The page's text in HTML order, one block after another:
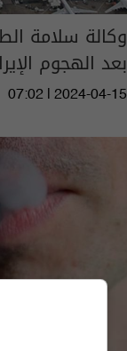
وكالة سلامة
بعد الهجوم
07:02 | 2024-04-15